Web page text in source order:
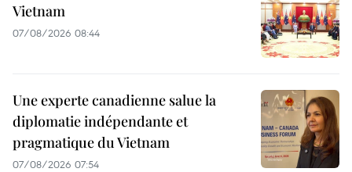
Vietnam
07/08/2026 08:44
Une experte canadienne salue la
diplomatie indépendante et
pragmatique du Vietnam
07/08/2026 07:54